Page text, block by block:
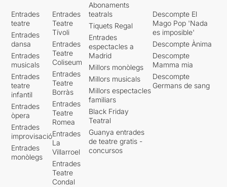
Entrades
teatre
Entrades
dansa
Entrades
musicals
Entrades
teatre
infantil
Entrades
òpera
Entrades
improvisació
Entrades
monòlegs
Entrades
Teatre
Tívoli
Entrades
Teatre
Coliseum
Entrades
Teatre
Borràs
Entrades
Teatre
Romea
Entrades
La
Villarroel
Entrades
Teatre
Condal
Abonaments
teatrals
Tiquets Regal
Entrades
espectacles a
Madrid
Millors monòlegs
Millors musicals
Millors espectacles
familiars
Black Friday
Teatral
Guanya entrades
de teatre gratis -
concursos
Descompte El
Mago Pop 'Nada
es imposible'
Descompte Ànima
Descompte
Mamma mia
Descompte
Germans de sang